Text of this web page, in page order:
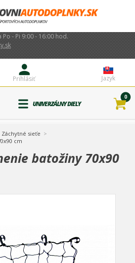
- Pi 9:00 - 16:00 hod.
Jazyk
Prihlásiť
UNIVERZÁLNY DIELY
0
Záchytné sieťe
cm
batožiny 70x90